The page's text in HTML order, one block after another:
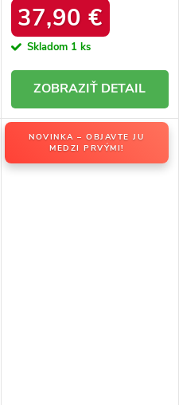
BLACK
37,90 €
Skladom 1 ks
DETAIL
NOVINKA – OBJAVTE JU
MEDZI PRVÝMI!